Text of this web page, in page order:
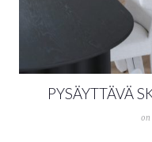
PYSÄYTTÄVÄ
on